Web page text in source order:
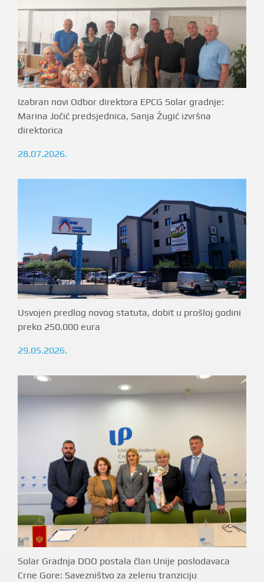
Izabran novi Odbor direktora EPCG Solar gradnje:
Marina Jočić predsjednica, Sanja Žugić izvršna
direktorica
28.07.2026.
Usvojen predlog novog statuta, dobit u prošloj godini
preko 250.000 eura
29.05.2026.
Solar Gradnja DOO postala član Unije poslodavaca
Crne Gore: Savezništvo za zelenu tranziciju